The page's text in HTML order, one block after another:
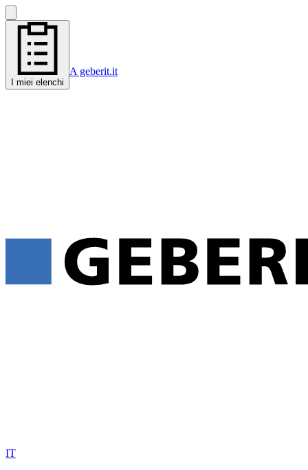
I miei elenchi
A geberit.it
IT